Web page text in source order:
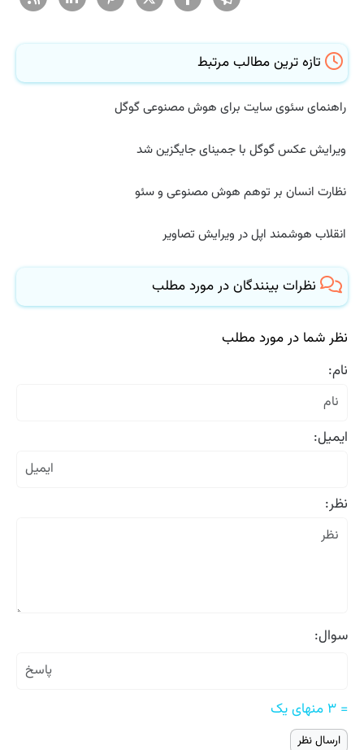
تازه ترین مطالب مرتبط
راهنمای سئوی سایت برای هوش مصنوعی گوگل
ویرایش عکس گوگل با جمینای جایگزین شد
نظارت انسان بر توهم هوش مصنوعی و سئو
انقلاب هوشمند اپل در ویرایش تصاویر
نظرات بینندگان در مورد مطلب
نظر شما در مورد مطلب
نام:
ایمیل:
نظر:
سوال:
= ۳ منهای یک